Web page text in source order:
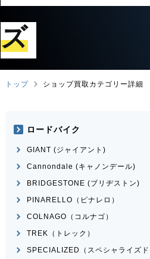
ズ
トップ ショップ買取カテゴリー詳細
ロードバイク
GIANT (ジャイアント)
Cannondale (キャノンデール)
BRIDGESTONE (ブリヂストン)
PINARELLO（ピナレロ）
COLNAGO（コルナゴ）
TREK（トレック）
SPECIALIZED（スペシャライズド